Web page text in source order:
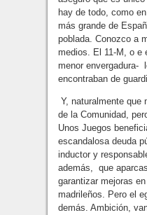
hay de todo, como
más grande de
poblada. Conozco a
medios. El 11-M, o e
menor envergadura-
encontraban de
Y, naturalmente que
de la Comunidad,
Unos Juegos
escandalosa deuda
inductor y
además, que
garantizar mejoras
madrileños. Pero el
demás. Ambición,